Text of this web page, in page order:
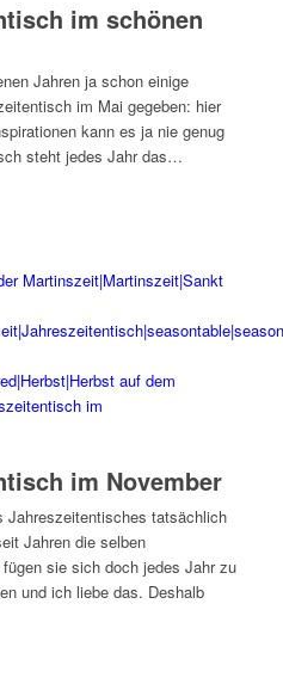
im schönen
Jahren ja schon einige
im Mai gegeben: hier
kann es ja nie genug
steht jedes Jahr das…
im November
Jahreszeitentisches tatsächlich
Jahren die selben
sie sich doch jedes Jahr zu
und ich liebe das. Deshalb